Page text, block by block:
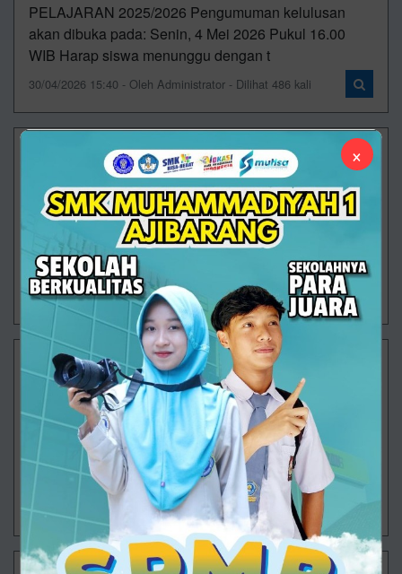
PELAJARAN 2025/2026 Pengumuman kelulusan
akan dibuka pada: Senin, 4 Mei 2026 Pukul 16.00
WIB Harap siswa menunggu dengan t
30/04/2026 15:40 - Oleh Administrator - Dilihat 486 kali
DKV Smuhsa: Jurusan Baru, Lulusan Langsung
Bersertifikasi Junior Desain GrafisProgram Keahlian
Desain Komunikasi Visual (DKV) di SMK
Muhammadiyah 1 Ajibarang hadir sebagai jurusan
baru
22/12/2025 09:04 - Oleh Administrator - Dilihat 873 kali
AKL
AKL Smuhsa Siap Hadapi Dunia Kerja! Kini
Sertifikasi LSP Gunakan Skema Okupasi Sesuai
Kebutuhan Industri Program Keahlian Akuntansi dan
Keuangan Lembaga (AKL) SMK Muhammadiyah 1
Ajibara
22/12/2025 09:04 - Oleh Administrator - Dilihat 488 kali
×